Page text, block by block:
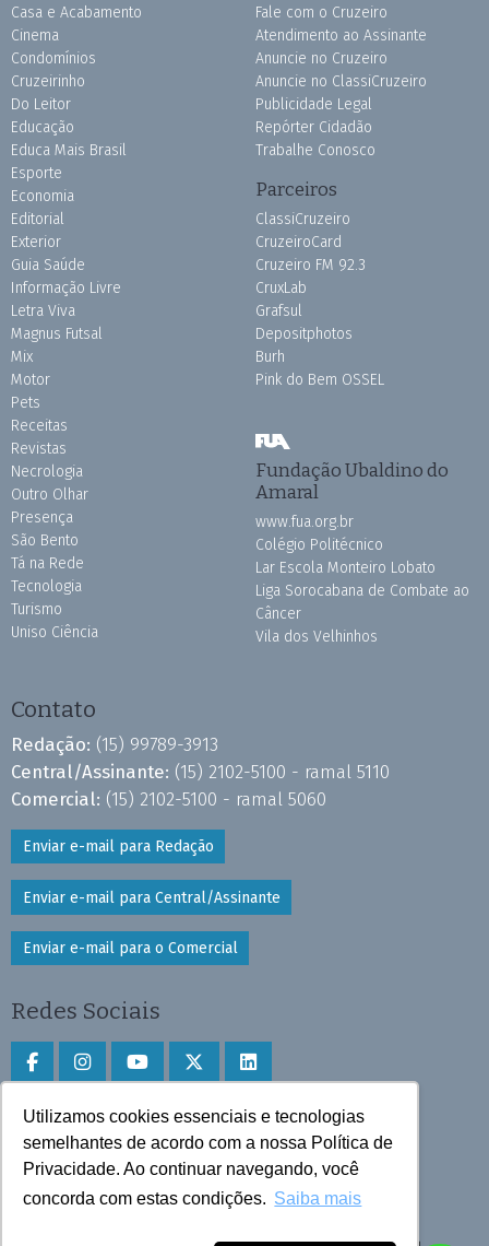
Utilizamos cookies essenciais e tecnologias
semelhantes de acordo com a nossa Política de
Privacidade. Ao continuar navegando, você
concorda com estas condições. Saiba mais
Casa e Acabamento
Cinema
Condomínios
Cruzeirinho
Do Leitor
Educação
Educa Mais Brasil
Esporte
Economia
Editorial
Exterior
Guia Saúde
Informação Livre
Letra Viva
Magnus Futsal
Mix
Motor
Pets
Receitas
Revistas
Necrologia
Outro Olhar
Presença
São Bento
Tá na Rede
Tecnologia
Turismo
Uniso Ciência
Fale com o Cruzeiro
Atendimento ao Assinante
Anuncie no Cruzeiro
Anuncie no ClassiCruzeiro
Publicidade Legal
Repórter Cidadão
Trabalhe Conosco
Parceiros
ClassiCruzeiro
CruzeiroCard
Cruzeiro FM 92.3
CruxLab
Grafsul
Depositphotos
Burh
Pink do Bem OSSEL
Fundação Ubaldino do
Amaral
www.fua.org.br
Colégio Politécnico
Lar Escola Monteiro Lobato
Liga Sorocabana de Combate ao
Câncer
Vila dos Velhinhos
Contato
Redação: (15) 99789-3913
Central/Assinante: (15) 2102-5100 - ramal 5110
Comercial: (15) 2102-5100 - ramal 5060
Enviar e-mail para Redação
Enviar e-mail para Central/Assinante
Enviar e-mail para o Comercial
Redes Sociais
Faça download do aplicativo
Play Store e App Store